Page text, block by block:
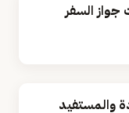
جواز السفر
والمستفيد